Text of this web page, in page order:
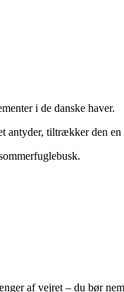
i de danske haver.
antyder, tiltrækker den
af vejret – du bør